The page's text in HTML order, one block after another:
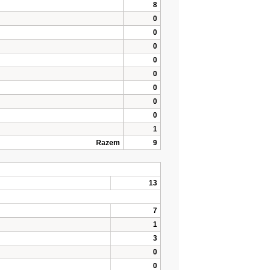
8
0
0
0
0
0
0
0
0
1
Razem
9
13
7
1
3
0
0